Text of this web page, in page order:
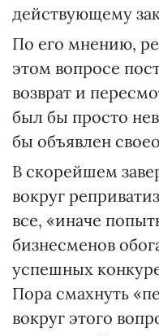
действующему
По его мнению,
этом вопросе
возврат и
был бы просто
бы объявлен
В скорейшем
вокруг
все, «иначе
бизнесменов
успешных
Пора смахнуть
вокруг этого